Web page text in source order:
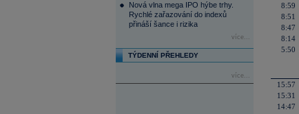
Nová vlna mega IPO hýbe trhy.
Rychlé zařazování do indexů
přináší šance i rizika
více...
TÝDENNÍ PŘEHLEDY
více...
8:59
8:51
8:47
8:14
5:50
15:57
15:31
14:47